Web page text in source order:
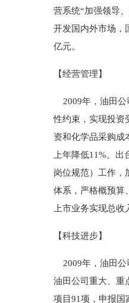
营系统“加强领导
开发国内外市场，
亿元。
【经营管理】
2009年，油田公
性约束，实现投资
资和化学品采购成
上年降低11%。
岗位规范）工作，
体系，严格概预算
上市业务实现总
【科技进步】
2009年，油田公
油田公司重大、重
项目91项，申报国